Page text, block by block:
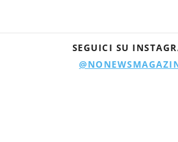
SEGUICI SU